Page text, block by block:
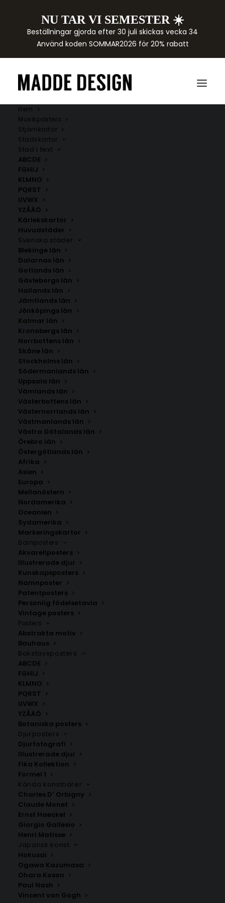
NU TAR VI SEMESTER ☀️
Beställningar gjorda efter 30 juli skickas vecka 34
Använd koden SOMMAR2026 för 20% rabatt
Hem
Musikposters
Stjärnkartor
Stadskartor
Stad i text
ABCDE
FGHIJ
KLMNO
PQRST
UVWX
YZÅÄÖ
Kärlekskartor
Huvudstäder
Svenska städer
Blekinge län
Dalarnas län
Gotlands län
Gävleborgs län
Hallands län
Jämtlands län
Jönköpings län
Kalmar län
Kronobergs län
Norrbottens län
Skåne län
Stockholms län
Södermanlands län
Uppsala län
Vämlands län
Västerbottens län
Västernorrlands län
Västmanlands län
Västra Götalands län
Örebro län
Östergötlands län
Afrika
Asien
Europa
Mellanöstern
Nordamerika
Oceanien
Sydamerika
Markeringskartor
Barnposters
Akvarellposters
Illustrerade djur
Kunskapsposters
Namnposter
Patentposters
Personlig födelsetavla
Vintage posters
Posters
Abstrakta motiv
Bauhaus
Bokstavsposters
ABCDE
FGHIJ
KLMNO
PQRST
UVWX
YZÅÄÖ
Botaniska posters
Djurposters
Djurfotografi
Illustrerade djur
Fika Kollektion
Formel 1
Kända konstnärer
Charles D’ Orbigny
Claude Monet
Ernst Haeckel
Giorgio Gallesio
Henri Matisse
Japansk konst
Hokusai
Ogawa Kazumasa
Ohara Koson
Paul Nash
Vincent van Gogh
Skummeslövsstrand
Storlek
350.00kr
Handritad karta över Skummeslövsstrand i
Välj mellan fyra olika storlekar: 50×70 cm, 40×50 cm,
30×40 cm och 21×30 cm.
Hallands län,Laholms kommun
ANDRA KÖPTE ÄVEN
Torpa
Fr. 200.00